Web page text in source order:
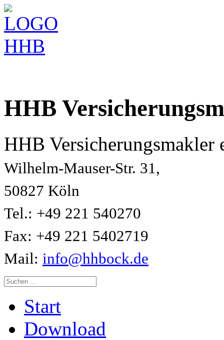
HHB
HHB Versicherungsmakler
Wilhelm-Mauser-Str. 31,
50827 Köln
Tel.: +49 221 540270
Fax: +49 221 5402719
Mail: info@hhbock.de
Start
Download